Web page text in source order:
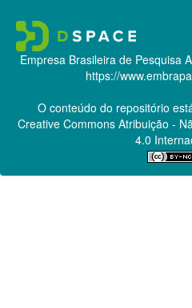
Empresa Brasileira de Pesquisa
https://
O conteúdo do repositório
Creative CommonsAtribuição -
4.0